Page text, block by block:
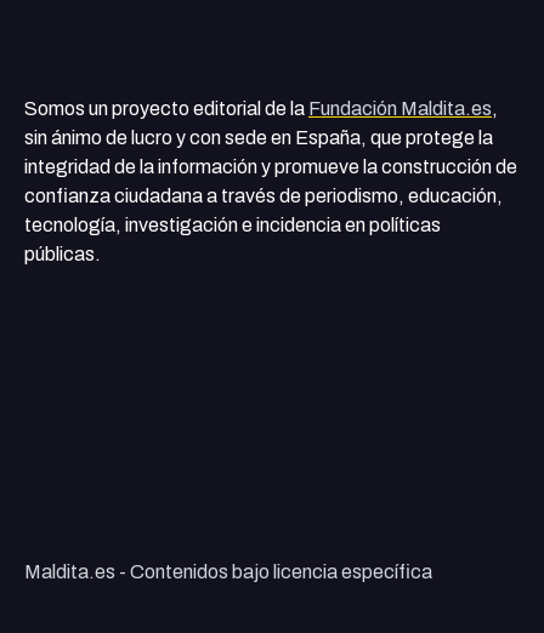
Somos un proyecto editorial de la Fundación Maldita.es,
sin ánimo de lucro y con sede en España, que protege la
integridad de la información y promueve la construcción de
confianza ciudadana a través de periodismo, educación,
tecnología, investigación e incidencia en políticas
públicas.
Maldita.es - Contenidos bajo licencia específica